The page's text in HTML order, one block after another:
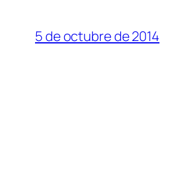
5 de octubre de 2014